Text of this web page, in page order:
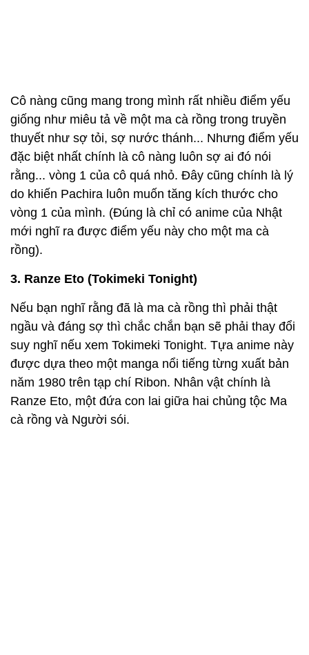
Cô nàng cũng mang trong mình rất nhiều điểm yếu
giống như miêu tả về một ma cà rồng trong truyền
thuyết như sợ tỏi, sợ nước thánh... Nhưng điểm yếu
đặc biệt nhất chính là cô nàng luôn sợ ai đó nói
rằng... vòng 1 của cô quá nhỏ. Đây cũng chính là lý
do khiến Pachira luôn muốn tăng kích thước cho
vòng 1 của mình. (Đúng là chỉ có anime của Nhật
mới nghĩ ra được điểm yếu này cho một ma cà
rồng).
3. Ranze Eto (Tokimeki Tonight)
Nếu bạn nghĩ rằng đã là ma cà rồng thì phải thật
ngầu và đáng sợ thì chắc chắn bạn sẽ phải thay đổi
suy nghĩ nếu xem Tokimeki Tonight. Tựa anime này
được dựa theo một manga nổi tiếng từng xuất bản
năm 1980 trên tạp chí Ribon. Nhân vật chính là
Ranze Eto, một đứa con lai giữa hai chủng tộc Ma
cà rồng và Người sói.